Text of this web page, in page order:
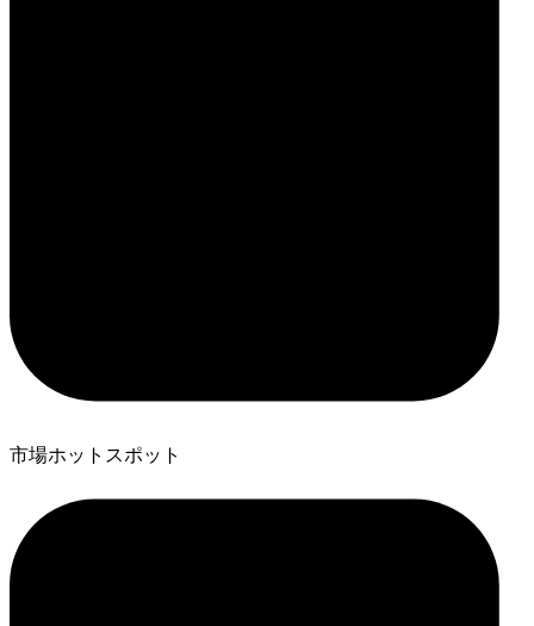
市場ホットスポット